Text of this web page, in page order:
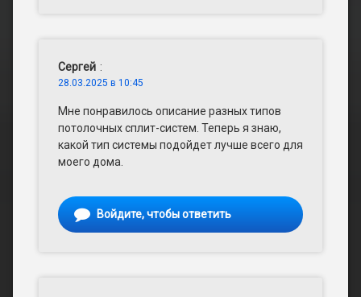
Сергей :
28.03.2025 в 10:45
Мне понравилось описание разных типов
потолочных сплит-систем. Теперь я знаю,
какой тип системы подойдет лучше всего для
моего дома.
Войдите, чтобы ответить